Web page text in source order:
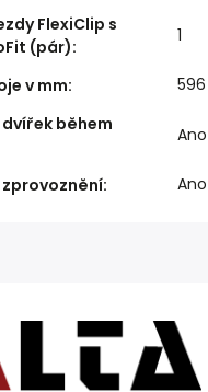
FlexiClip s
(pár):
1
v mm:
596
během
Ano
: Ano